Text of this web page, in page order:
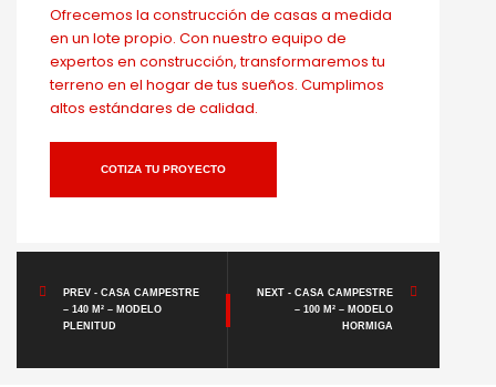
Ofrecemos la construcción de casas a medida
en un lote propio. Con nuestro equipo de
expertos en construcción, transformaremos tu
terreno en el hogar de tus sueños. Cumplimos
altos estándares de calidad.
COTIZA TU PROYECTO
PREV - CASA CAMPESTRE
– 140 M² – MODELO
PLENITUD
NEXT - CASA CAMPESTRE
– 100 M² – MODELO
HORMIGA